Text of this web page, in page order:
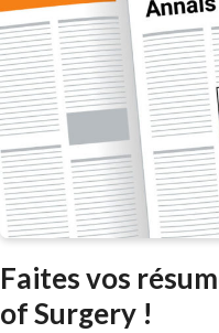
Faites vos
of Surgery !